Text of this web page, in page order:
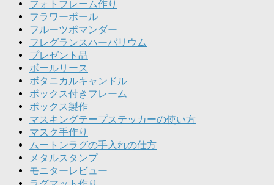
フォトフレーム作り
フラワーボール
フルーツポマンダー
フレグランスハーバリウム
プレゼント品
ボールリース
ボタニカルキャンドル
ボックス付きフレーム
ボックス製作
マスキングテープステッカーの使い方
マスク手作り
ムートンラグの手入れの仕方
メタルスタンプ
モニターレビュー